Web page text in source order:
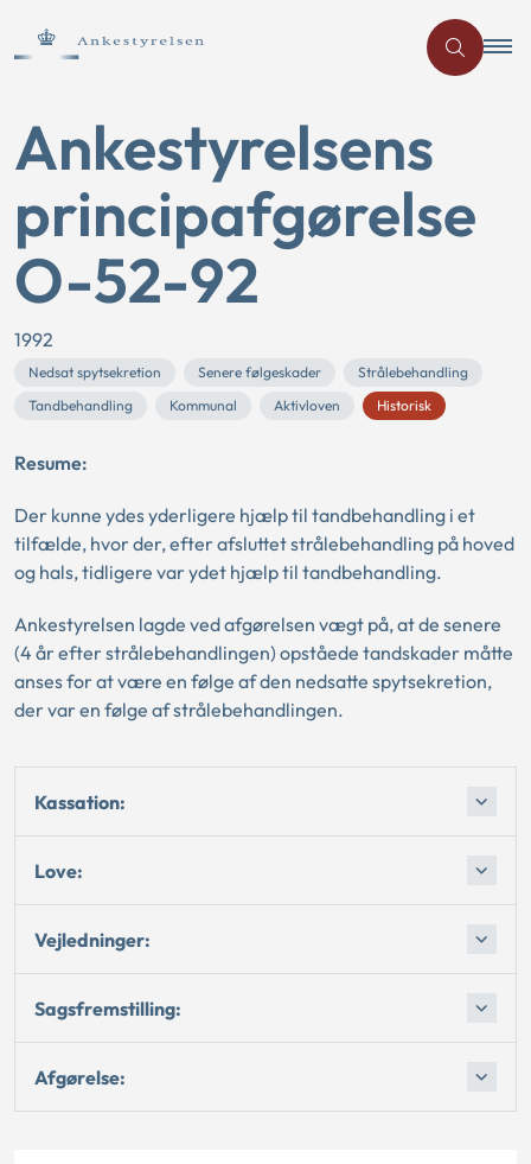
Ankestyrelsens
principafgørelse
O-52-92
1992
Nedsat spytsekretion Senere følgeskader
Strålebehandling
Tandbehandling
Kommunal Aktivloven Historisk
Resume:
Der kunne ydes yderligere hjælp til tandbehandling i et
tilfælde, hvor der, efter afsluttet strålebehandling på hoved
og hals, tidligere var ydet hjælp til tandbehandling.
Ankestyrelsen lagde ved afgørelsen vægt på, at de senere
(4 år efter strålebehandlingen) opståede tandskader måtte
anses for at være en følge af den nedsatte spytsekretion,
der var en følge af strålebehandlingen.
Kassation:
Love:
Vejledninger:
Sagsfremstilling:
Afgørelse: